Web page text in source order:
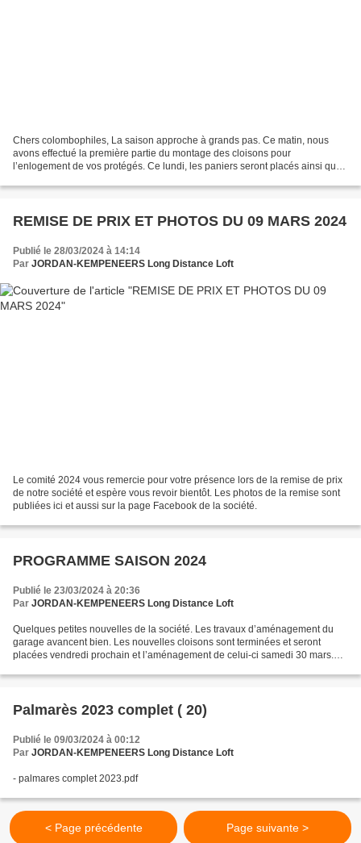
Chers colombophiles, La saison approche à grands pas. Ce matin, nous
avons effectué la première partie du montage des cloisons pour
l’enlogement de vos protégés. Ce lundi, les paniers seront placés ainsi que
REMISE DE PRIX ET PHOTOS DU 09 MARS 2024
Publié le 28/03/2024 à 14:14
Par JORDAN-KEMPENEERS Long Distance Loft
Le comité 2024 vous remercie pour votre présence lors de la remise de prix
de notre société et espère vous revoir bientôt. Les photos de la remise sont
publiées ici et aussi sur la page Facebook de la société.
PROGRAMME SAISON 2024
Publié le 23/03/2024 à 20:36
Par JORDAN-KEMPENEERS Long Distance Loft
Quelques petites nouvelles de la société. Les travaux d’aménagement du
garage avancent bien. Les nouvelles cloisons sont terminées et seront
placées vendredi prochain et l’aménagement de celui-ci samedi 30 mars.
Palmarès 2023 complet ( 20)
Publié le 09/03/2024 à 00:12
Par JORDAN-KEMPENEERS Long Distance Loft
- palmares complet 2023.pdf
< Page précédente Page suivante >